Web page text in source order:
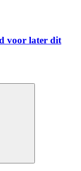
voor later dit